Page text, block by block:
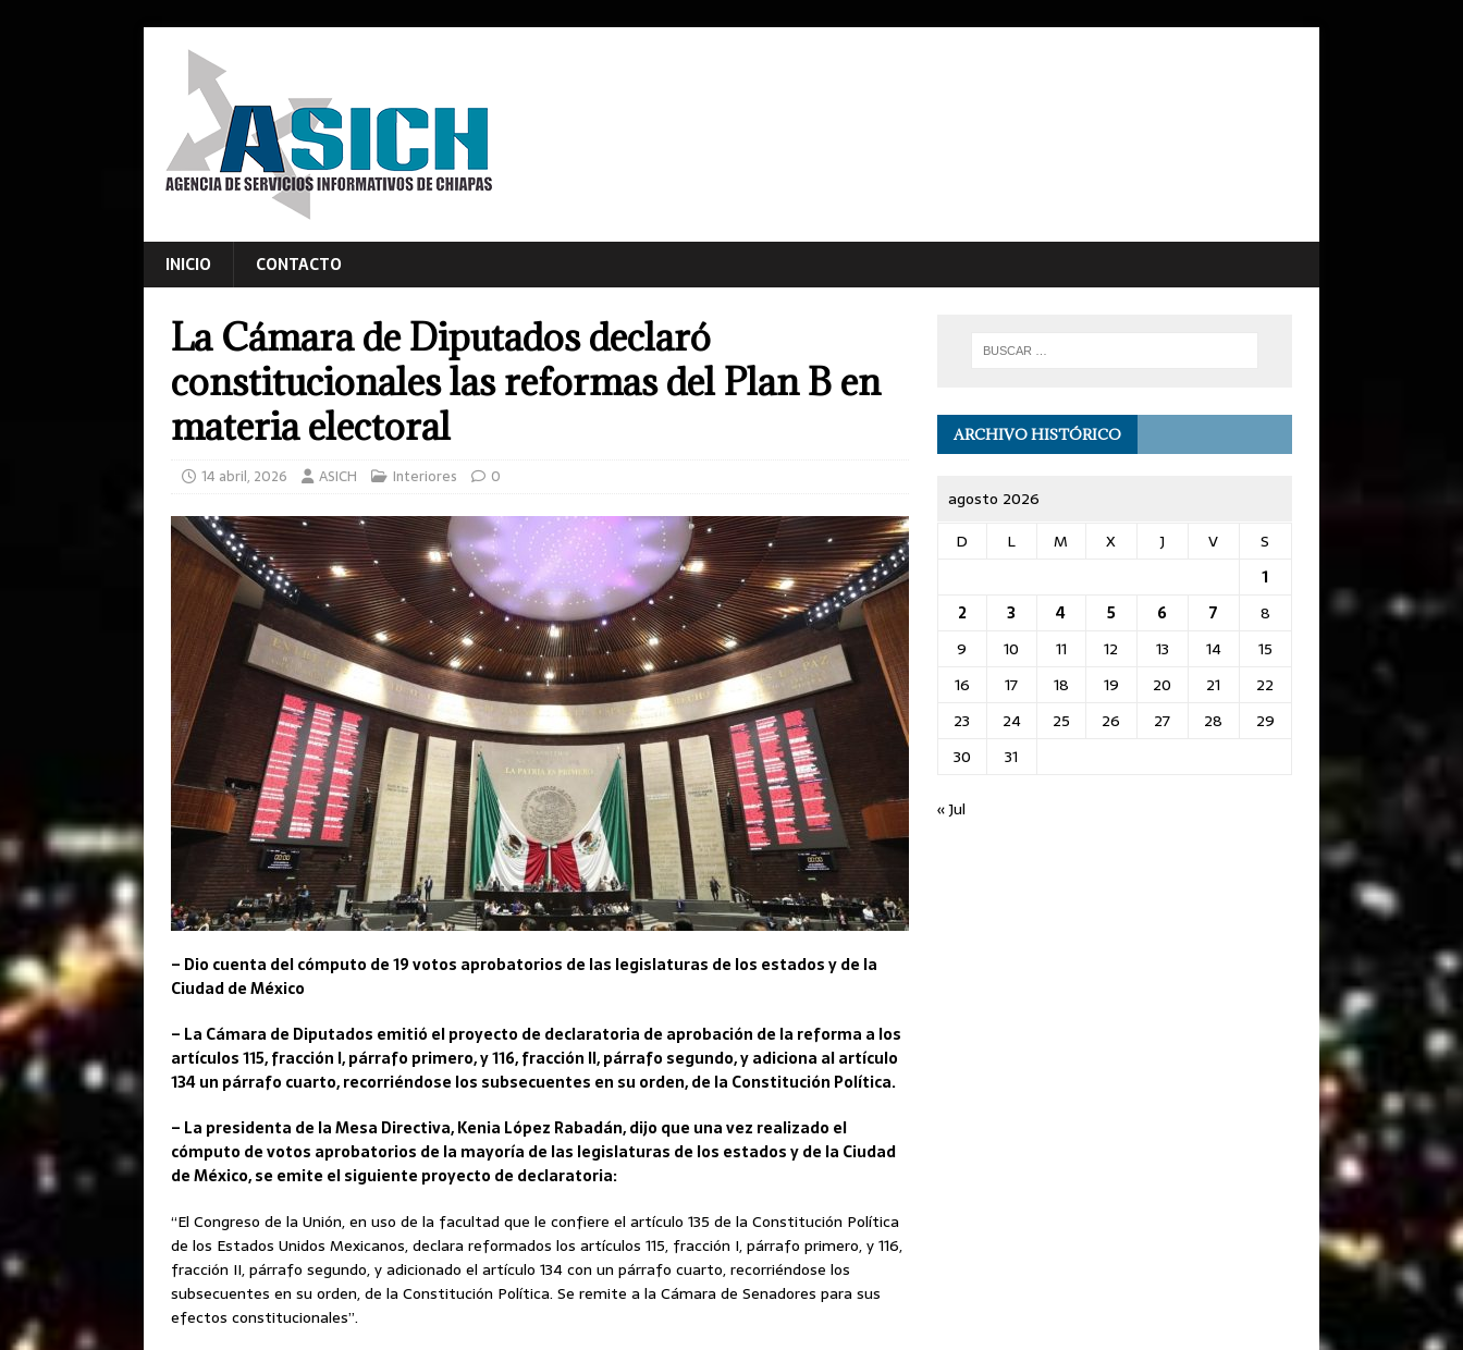
INICIO CONTACTO
La Cámara de Diputados declaró
constitucionales las reformas del Plan B en
materia electoral
14 abril, 2026 ASICH Interiores 0
– Dio cuenta del cómputo de 19 votos aprobatorios de las legislaturas de los estados y de la
Ciudad de México
– La Cámara de Diputados emitió el proyecto de declaratoria de aprobación de la reforma a los
artículos 115, fracción I, párrafo primero, y 116, fracción II, párrafo segundo, y adiciona al artículo
134 un párrafo cuarto, recorriéndose los subsecuentes en su orden, de la Constitución Política.
– La presidenta de la Mesa Directiva, Kenia López Rabadán, dijo que una vez realizado el
cómputo de votos aprobatorios de la mayoría de las legislaturas de los estados y de la Ciudad
de México, se emite el siguiente proyecto de declaratoria:
“El Congreso de la Unión, en uso de la facultad que le confiere el artículo 135 de la Constitución Política
de los Estados Unidos Mexicanos, declara reformados los artículos 115, fracción I, párrafo primero, y 116,
fracción II, párrafo segundo, y adicionado el artículo 134 con un párrafo cuarto, recorriéndose los
subsecuentes en su orden, de la Constitución Política. Se remite a la Cámara de Senadores para sus
efectos constitucionales”.
ARCHIVO HISTÓRICO
agosto 2026
D
L M X J V
S
1
2
3 4 5 6 7
8
9
10 11 12 13 14
15
16
17 18 19 20 21
22
23
24 25 26 27 28
29
30
31
« Jul